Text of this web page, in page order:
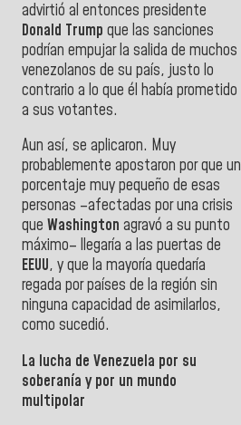
advirtió al entonces presidente
Donald Trump que las sanciones
podrían empujar la salida de muchos
venezolanos de su país, justo lo
contrario a lo que él había prometido
a sus votantes.
Aun así, se aplicaron. Muy
probablemente apostaron por que un
porcentaje muy pequeño de esas
personas –afectadas por una crisis
que Washington agravó a su punto
máximo– llegaría a las puertas de
EEUU, y que la mayoría quedaría
regada por países de la región sin
ninguna capacidad de asimilarlos,
como sucedió.
La lucha de Venezuela por su
soberanía y por un mundo
multipolar